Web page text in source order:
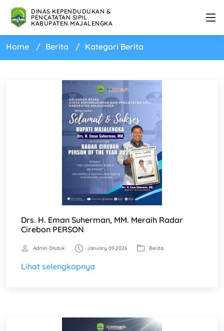
DINAS KEPENDUDUKAN &
PENCATATAN SIPIL
KABUPATEN MAJALENGKA
Home Berita Kategori Berita
Drs. H. Eman Suherman, MM. Meraih Radar
Cirebon PERSON
Admin Disduk January 09,2026 Berita
Lihat selengkapnya